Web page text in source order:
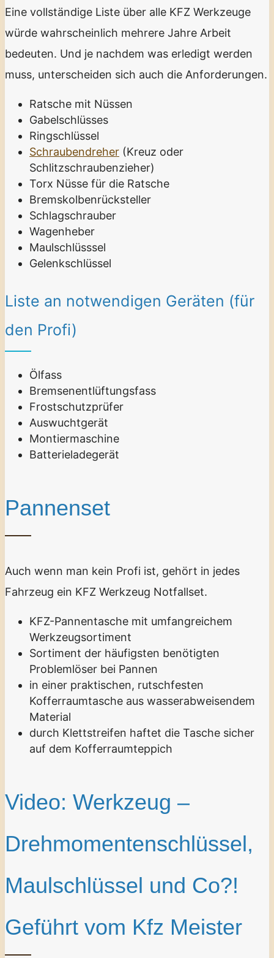
Eine vollständige Liste über alle KFZ Werkzeuge
würde wahrscheinlich mehrere Jahre Arbeit
bedeuten. Und je nachdem was erledigt werden
muss, unterscheiden sich auch die Anforderungen.
Ratsche mit Nüssen
Gabelschlüsses
Ringschlüssel
Schraubendreher (Kreuz oder
Schlitzschraubenzieher)
Torx Nüsse für die Ratsche
Bremskolbenrücksteller
Schlagschrauber
Wagenheber
Maulschlüsssel
Gelenkschlüssel
Liste an notwendigen Geräten (für
den Profi)
Ölfass
Bremsenentlüftungsfass
Frostschutzprüfer
Auswuchtgerät
Montiermaschine
Batterieladegerät
Pannenset
Auch wenn man kein Profi ist, gehört in jedes
Fahrzeug ein KFZ Werkzeug Notfallset.
KFZ-Pannentasche mit umfangreichem
Werkzeugsortiment
Sortiment der häufigsten benötigten
Problemlöser bei Pannen
in einer praktischen, rutschfesten
Kofferraumtasche aus wasserabweisendem
Material
durch Klettstreifen haftet die Tasche sicher
auf dem Kofferraumteppich
Video: Werkzeug –
Drehmomentenschlüssel,
Maulschlüssel und Co?!
Geführt vom Kfz Meister